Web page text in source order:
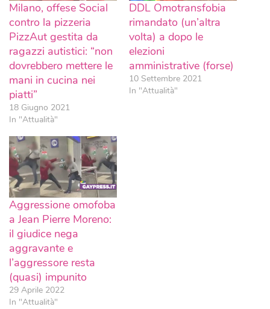
Milano, offese Social
contro la pizzeria
PizzAut gestita da
ragazzi autistici: “non
dovrebbero mettere le
mani in cucina nei
piatti”
18 Giugno 2021
In "Attualità"
DDL Omotransfobia
rimandato (un’altra
volta) a dopo le
elezioni
amministrative (forse)
10 Settembre 2021
In "Attualità"
Aggressione omofoba
a Jean Pierre Moreno:
il giudice nega
aggravante e
l’aggressore resta
(quasi) impunito
29 Aprile 2022
In "Attualità"